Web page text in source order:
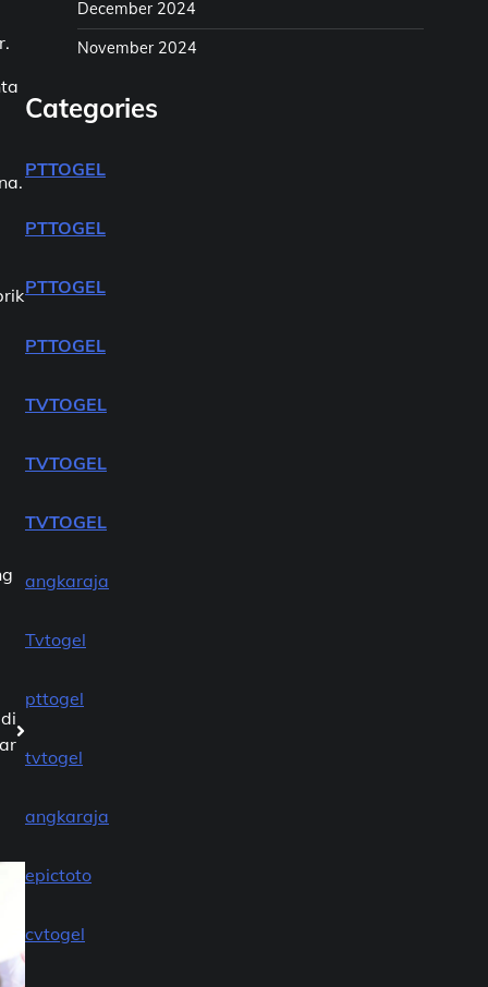
December 2024
November 2024
Categories
PTTOGEL
PTTOGEL
PTTOGEL
PTTOGEL
TVTOGEL
TVTOGEL
TVTOGEL
angkaraja
Tvtogel
pttogel
tvtogel
angkaraja
epictoto
cvtogel